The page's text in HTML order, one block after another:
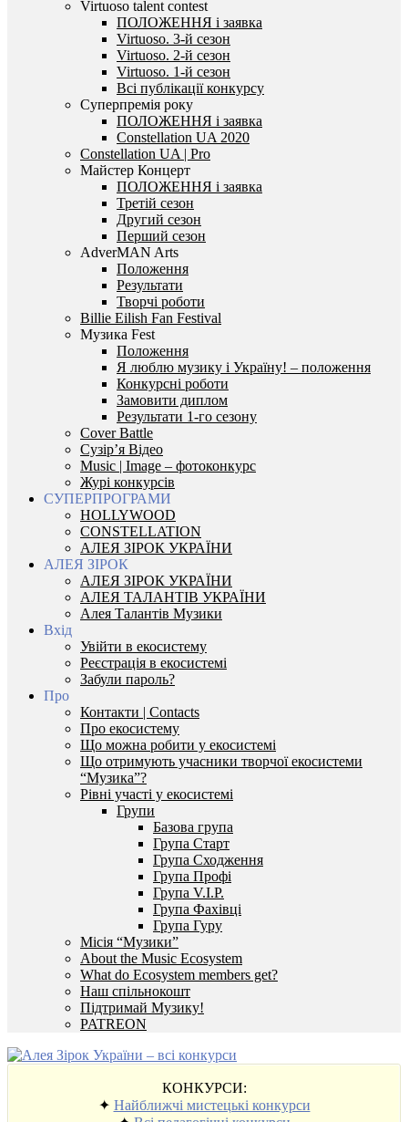
Virtuoso talent contest
ПОЛОЖЕННЯ і заявка
Virtuoso. 3-й сезон
Virtuoso. 2-й сезон
Virtuoso. 1-й сезон
Всі публікації конкурсу
Суперпремія року
ПОЛОЖЕННЯ і заявка
Constellation UA 2020
Constellation UA | Pro
Майстер Концерт
ПОЛОЖЕННЯ і заявка
Третій сезон
Другий сезон
Перший сезон
AdverMAN Arts
Положення
Результати
Творчі роботи
Billie Eilish Fan Festival
Музика Fest
Положення
Я люблю музику і Україну! – положення
Конкурсні роботи
Замовити диплом
Результати 1-го сезону
Cover Battle
Сузір’я Відео
Music | Image – фотоконкурс
Журі конкурсів
СУПЕРПРОГРАМИ
HOLLYWOOD
CONSTELLATION
АЛЕЯ ЗІРОК УКРАЇНИ
АЛЕЯ ЗІРОК
АЛЕЯ ЗІРОК УКРАЇНИ
АЛЕЯ ТАЛАНТІВ УКРАЇНИ
Алея Талантів Музики
Вхід
Увійти в екосистему
Реєстрація в екосистемі
Забули пароль?
Про
Контакти | Contacts
Про екосистему
Що можна робити у екосистемі
Що отримують учасники творчої екосистеми
“Музика”?
Рівні участі у екосистемі
Групи
Базова група
Група Старт
Група Сходження
Група Профі
Група V.I.P.
Група Фахівці
Група Гуру
Місія “Музики”
About the Music Ecosystem
What do Ecosystem members get?
Наш спільнокошт
Підтримай Музику!
PATREON
КОНКУРСИ:
✦ Найближчі мистецькі конкурси